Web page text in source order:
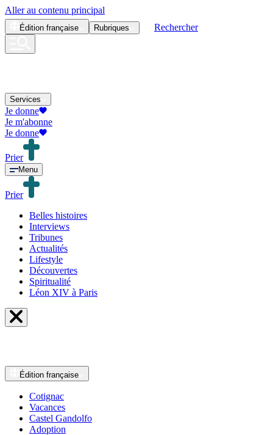
Aller au contenu principal
Édition française Rubriques Rechercher
Services
Je donne
Je m'abonne
Je donne
Prier
Menu
Prier
Belles histoires
Interviews
Tribunes
Actualités
Lifestyle
Découvertes
Spiritualité
Léon XIV à Paris
Édition française
Cotignac
Vacances
Castel Gandolfo
Adoption